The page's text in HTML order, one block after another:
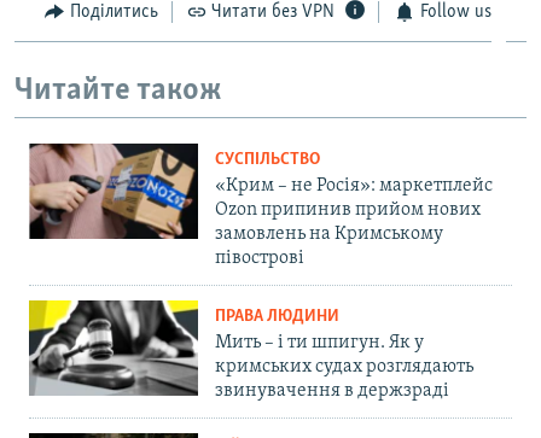
Поділитись Читати без VPN Follow us
Читайте також
СУСПІЛЬСТВО
«Крим – не Росія»: маркетплейс
Ozon припинив прийом нових
замовлень на Кримському
півострові
ПРАВА ЛЮДИНИ
Мить – і ти шпигун. Як у
кримських судах розглядають
звинувачення в держзраді